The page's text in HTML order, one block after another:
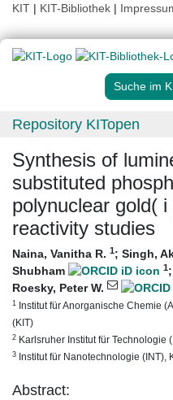
KIT | KIT-Bibliothek |
Suche im
Repository KITopen
Synthesis of
substituted
polynuclear gold(
reactivity studies
Naina, Vanitha R. 1; Singh,
Shubham
1;
Roesky, Peter W.
1 Institut für Anorganische Chemie
(KIT)
2 Karlsruher Institut für Technologie
3 Institut für Nanotechnologie (INT),
Abstract: